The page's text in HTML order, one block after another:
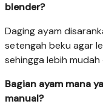
blender?
Daging ayam
setengah beku agar
sehingga lebih
Bagian ayam mana
manual?